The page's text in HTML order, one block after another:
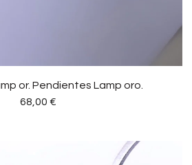
or. Pendientes Lamp oro.
68,00 €